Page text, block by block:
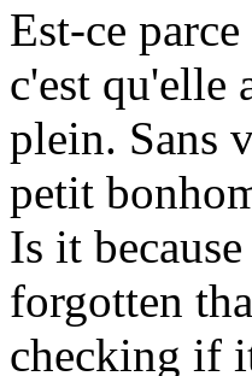
Est-ce
c'est qu'elle
plein. Sans
petit
Is it
forgotten
checking if